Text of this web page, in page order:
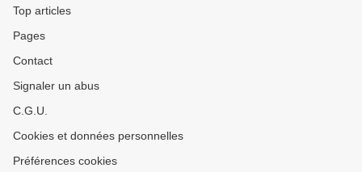
Top articles
Pages
Contact
Signaler un abus
C.G.U.
Cookies et données personnelles
Préférences cookies